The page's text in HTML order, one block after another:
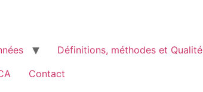
Définitions, méthodes et Qualité
Contact